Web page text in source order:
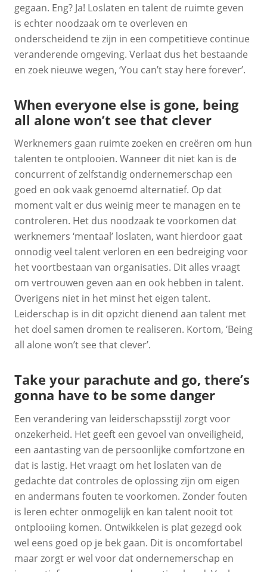
gegaan. Eng? Ja! Loslaten en talent de ruimte geven
is echter noodzaak om te overleven en
onderscheidend te zijn in een competitieve continue
veranderende omgeving. Verlaat dus het bestaande
en zoek nieuwe wegen, ‘You can’t stay here forever’.
When everyone else is gone, being
all alone won’t see that clever
Werknemers gaan ruimte zoeken en creëren om hun
talenten te ontplooien. Wanneer dit niet kan is de
concurrent of zelfstandig ondernemerschap een
goed en ook vaak genoemd alternatief. Op dat
moment valt er dus weinig meer te managen en te
controleren. Het dus noodzaak te voorkomen dat
werknemers ‘mentaal’ loslaten, want hierdoor gaat
onnodig veel talent verloren en een bedreiging voor
het voortbestaan van organisaties. Dit alles vraagt
om vertrouwen geven aan en ook hebben in talent.
Overigens niet in het minst het eigen talent.
Leiderschap is in dit opzicht dienend aan talent met
het doel samen dromen te realiseren. Kortom, ‘Being
all alone won’t see that clever’.
Take your parachute and go, there’s
gonna have to be some danger
Een verandering van leiderschapsstijl zorgt voor
onzekerheid. Het geeft een gevoel van onveiligheid,
een aantasting van de persoonlijke comfortzone en
dat is lastig. Het vraagt om het loslaten van de
gedachte dat controles de oplossing zijn om eigen
en andermans fouten te voorkomen. Zonder fouten
is leren echter onmogelijk en kan talent nooit tot
ontplooiing komen. Ontwikkelen is plat gezegd ook
wel eens goed op je bek gaan. Dit is oncomfortabel
maar zorgt er wel voor dat ondernemerschap en